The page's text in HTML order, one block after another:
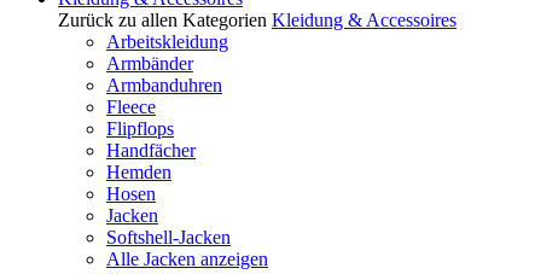
Zurück zu allen Kategorien Kleidung & Accessoires
Arbeitskleidung
Armbänder
Armbanduhren
Fleece
Flipflops
Handfächer
Hemden
Hosen
Jacken
Softshell-Jacken
Alle Jacken anzeigen